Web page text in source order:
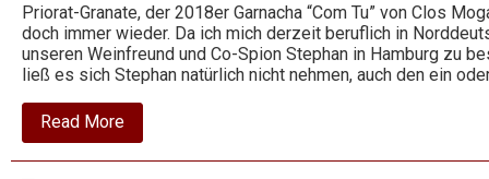
Priorat-Granate, der 2018er Garnacha “Com Tu” von Clos
doch immer wieder. Da ich mich derzeit beruflich in
unseren Weinfreund und Co-Spion Stephan in Hamburg zu
ließ es sich Stephan natürlich nicht nehmen, auch den ein
Read Moreabout
2018
Garnacha